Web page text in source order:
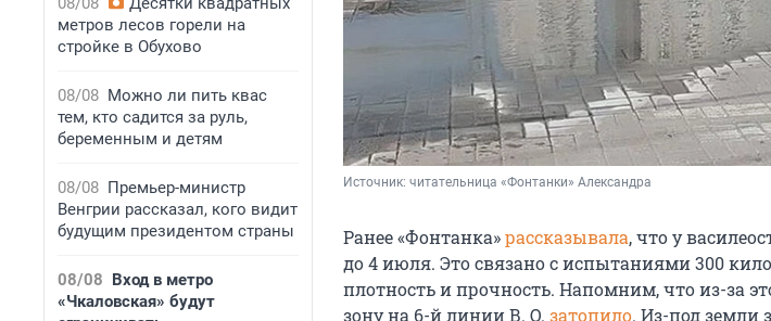
метров лесов горели на
стройке в Обухово
08/08 Можно ли пить квас
тем, кто садится за руль,
беременным и детям
08/08 Премьер-министр
Венгрии рассказал, кого видит
будущим президентом страны
08/08 Вход в метро
«Чкаловская» будут
Источник: читательница «Фонтанки» Александра
Ранее «Фонтанка»рассказывала, что у
до 4 июля. Это связано с испытаниями 300
плотность и прочность. Напомним, что из-за
зону на 6-й линии В. О. затопило. Из-под земли